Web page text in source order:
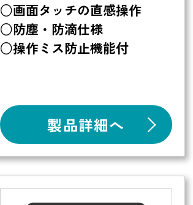
○画面タッチの直感操作
○防塵・防滴仕様
○操作ミス防止機能付
製品詳細へ